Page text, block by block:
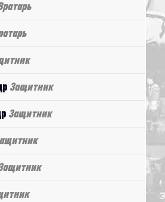
Защитник
Защитник